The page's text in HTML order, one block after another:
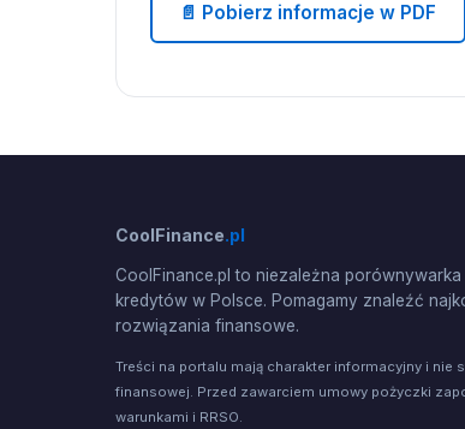
📄 Pobierz informacje w PDF
CoolFinance.pl
CoolFinance.pl to niezależna
kredytów w Polsce. Pomagamy znaleźć
rozwiązania finansowe.
Treści na portalu mają charakter informacyjny i nie
finansowej. Przed zawarciem umowy pożyczki
warunkami i RRSO.